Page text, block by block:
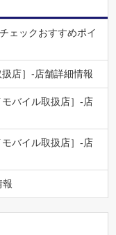
ェックおすすめポイ
店］-店舗詳細情報
バイル取扱店］-店
バイル取扱店］-店
報